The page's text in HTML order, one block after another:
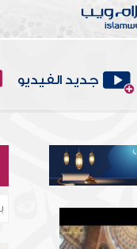
جديد الفيديو